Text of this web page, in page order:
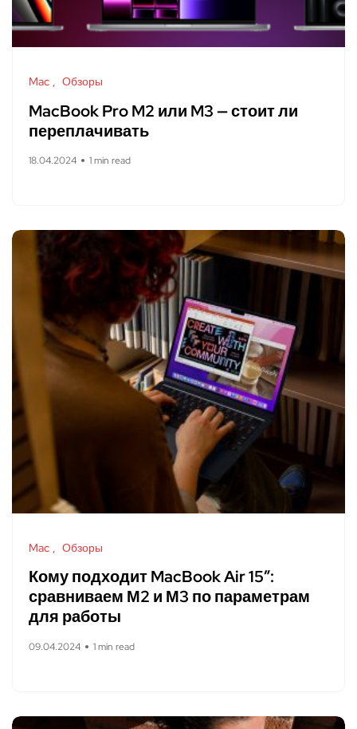
Mac Обзоры
MacBook Pro M2 или M3 — стоит ли
переплачивать
18.04.2024 1 min read
Mac Обзоры
Кому подходит MacBook Air 15″:
сравниваем М2 и М3 по параметрам
для работы
09.04.2024 1 min read